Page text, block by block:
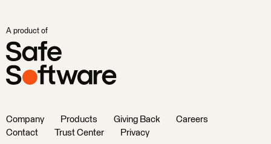
A product of
Company Products Giving Back
Careers
Contact
Trust Center Privacy